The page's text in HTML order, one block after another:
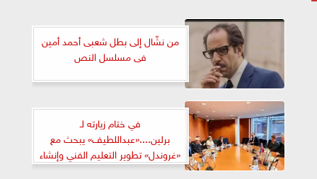
من نشّال إلى بطل شعبى أحمد أمين
فى مسلسل النص
في ختام زيارته لـ
برلين....«عبداللطيف» يبحث مع
«غروندل» تطوير التعليم الفني وإنشاء
١٠٠ مدرسة ألمانية